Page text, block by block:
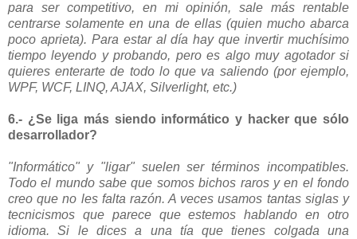
para ser competitivo, en mi opinión, sale más rentable
centrarse solamente en una de ellas (quien mucho abarca
poco aprieta). Para estar al día hay que invertir muchísimo
tiempo leyendo y probando, pero es algo muy agotador si
quieres enterarte de todo lo que va saliendo (por ejemplo,
WPF, WCF, LINQ, AJAX, Silverlight, etc.)
6.- ¿Se liga más siendo informático y hacker que sólo
desarrollador?
"Informático" y "ligar" suelen ser términos incompatibles.
Todo el mundo sabe que somos bichos raros y en el fondo
creo que no les falta razón. A veces usamos tantas siglas y
tecnicismos que parece que estemos hablando en otro
idioma. Si le dices a una tía que tienes colgada una